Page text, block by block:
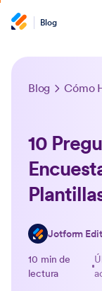
Blog
Blog Cómo
10
Jotform
10 min de
lectura